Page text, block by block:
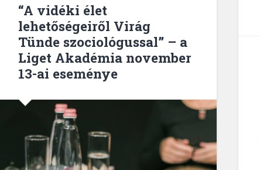
“A vidéki élet
lehetőségeiről Virág
Tünde szociológussal” – a
Liget Akadémia november
13-ai eseménye